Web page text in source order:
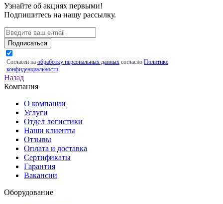
Узнайте об акциях первыми!
Подпишитесь на нашу рассылку.
Подписаться
Согласен на обработку персональных данных согласно Политике
конфиденциальности
Назад
Компания
О компании
Услуги
Отдел логистики
Наши клиенты
Отзывы
Оплата и доставка
Сертификаты
Гарантия
Вакансии
Оборудование